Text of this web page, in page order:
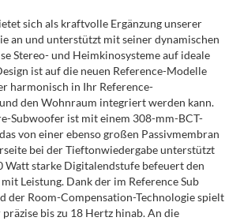
sich als kraftvolle Ergänzung unserer
an und unterstützt mit seiner dynamischen
Stereo- und Heimkinosysteme auf ideale
ist auf die neuen Reference-Modelle
harmonisch in Ihr Reference-
den Wohnraum integriert werden kann.
Subwoofer ist mit einem 308-mm-BCT-
von einer ebenso großen Passivmembran
bei der Tieftonwiedergabe unterstützt
Watt starke Digitalendstufe befeuert den
Leistung. Dank der im Reference Sub
der Room-Compensation-Technologie spielt
bis zu 18 Hertz hinab. An die